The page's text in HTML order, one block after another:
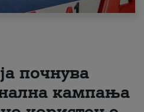
почнува
кампања